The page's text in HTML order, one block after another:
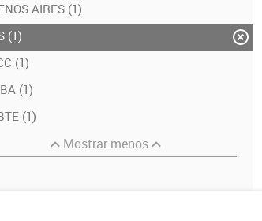
AIRES (1)
(1)
(1)
(1)
(1)
Mostrar menos